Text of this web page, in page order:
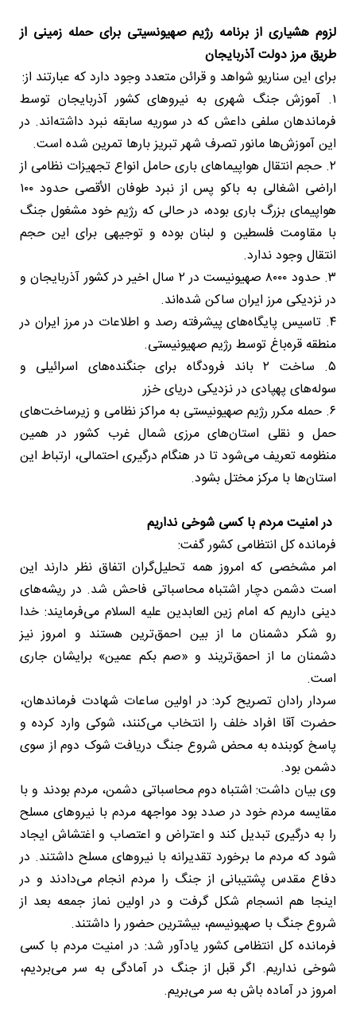
لزوم هشیاری از برنامه رژیم صهیونسیتی برای حمله زمینی از
طریق مرز دولت آذربایجان
برای این سناریو شواهد و قرائن متعدد وجود دارد که عبارتند از:
۱. آموزش جنگ شهری به نیروهای کشور آذربایجان توسط
فرماندهان سلفی داعش که در سوریه سابقه نبرد داشته‌اند. در
این آموزش‌ها مانور تصرف شهر تبریز بارها تمرین شده است.
۲. حجم انتقال هواپیماهای باری حامل انواع تجهیزات نظامی از
اراضی اشغالی به باکو پس از نبرد طوفان الأقصی حدود ۱۰۰
هواپیمای بزرگ باری بوده، در حالی که رژیم خود مشغول جنگ
با مقاومت فلسطین و لبنان بوده و توجیهی برای این حجم
انتقال وجود ندارد.
۳. حدود ۸۰۰۰ صهیونیست در ۲ سال اخیر در کشور آذربایجان و
در نزدیکی مرز ایران ساکن شده‌اند.
۴. تاسیس پایگاه‌های پیشرفته رصد و اطلاعات در مرز ایران در
منطقه قره‌باغ توسط رژیم صهیونیستی.
۵. ساخت ۲ باند فرودگاه برای جنگنده‌های اسرائیلی و
سوله‌های پهپادی در نزدیکی دریای خزر
۶. حمله مکرر رژیم صهیونیستی به مراکز نظامی و زیرساخت‌های
حمل و نقلی استان‌های مرزی شمال غرب کشور در همین
منظومه تعریف می‌شود تا در هنگام درگیری احتمالی، ارتباط این
استان‌ها با مرکز مختل بشود.
در امنیت مردم با کسی شوخی نداریم
فرمانده کل انتظامی کشور گفت:
امر مشخصی که امروز همه تحلیل‌گران اتفاق نظر دارند این
است دشمن دچار اشتباه محاسباتی فاحش شد. در ریشه‌های
دینی داریم که امام زین العابدین علیه السلام می‌فرمایند: خدا
رو شکر دشمنان ما از بین احمق‌ترین هستند و امروز نیز
دشمنان ما از احمق‌تریند و «صم بکم عمین» برایشان جاری
است.
سردار رادان تصریح کرد: در اولین ساعات شهادت فرماندهان،
حضرت آقا افراد خلف را انتخاب می‌کنند، شوکی وارد کرده و
پاسخ کوبنده به محض شروع جنگ دریافت شوک دوم از سوی
دشمن بود.
وی بیان داشت: اشتباه دوم محاسباتی دشمن، مردم بودند و با
مقایسه مردم خود در صدد بود مواجهه مردم با نیروهای مسلح
را به درگیری تبدیل کند و اعتراض و اعتصاب و اغتشاش ایجاد
شود که مردم ما برخورد تقدیرانه با نیروهای مسلح داشتند. در
دفاع مقدس پشتیبانی از جنگ را مردم انجام می‌دادند و در
اینجا هم انسجام شکل گرفت و در اولین نماز جمعه بعد از
شروع جنگ با صهیونیسم، بیشترین حضور را داشتند.
فرمانده کل انتظامی کشور یادآور شد: در امنیت مردم با کسی
شوخی نداریم. اگر قبل از جنگ در آمادگی به سر می‌بردیم،
امروز در آماده باش به سر می‌بریم.